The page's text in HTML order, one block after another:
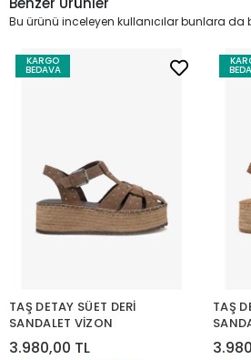
Bu ürünü inceleyen kullanıcılar bunlara da
KARGO
BEDAVA
TAŞ DETAY SÜET DERİ
SANDALET VİZON
3.980,00 TL
TAŞ